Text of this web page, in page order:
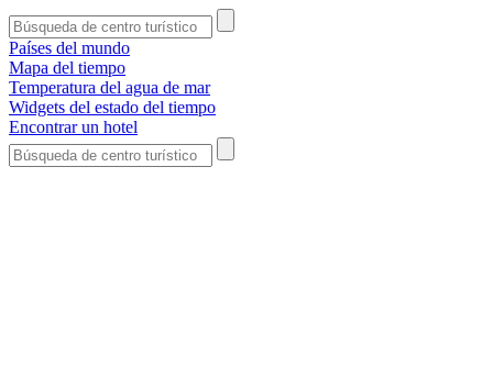
Países del mundo
Mapa del tiempo
Temperatura del agua de mar
Widgets del estado del tiempo
Encontrar un hotel